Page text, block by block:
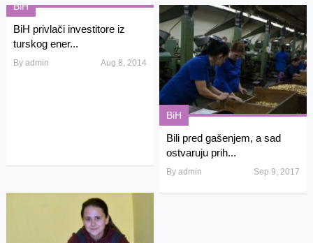
BiH
BiH privlači investitore iz
turskog ener...
By admin Aug 8, 2014
BiH
Bili pred gašenjem, a sad
ostvaruju prih...
Byadmin Sep 9, 2017